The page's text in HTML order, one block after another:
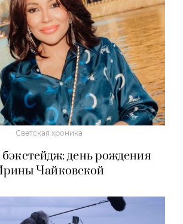
Светская хроника
день рождения
Чайковской